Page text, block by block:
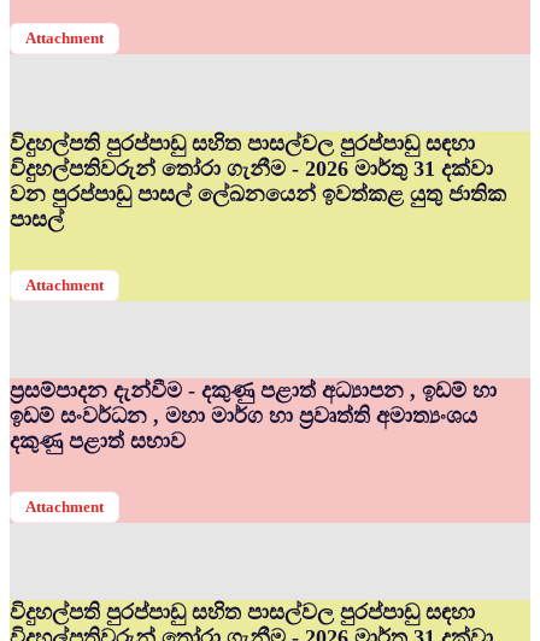
Attachment
විදුහල්පති පුරප්පාඩු සහිත පාසල්වල පුරප්පාඩු සඳහා
විදුහල්පතිවරුන් තෝරා ගැනීම - 2026 මාර්තු 31 දක්වා
වන පුරප්පාඩු පාසල් ලේඛනයෙන් ඉවත්කළ යුතු ජාතික
පාසල්
Attachment
ප්‍රසම්පාදන දැන්වීම - දකුණු පළාත් අධ්‍යාපන , ඉඩම් හා
ඉඩම් සංවර්ධන , මහා මාර්ග හා ප්‍රවෘත්ති අමාත්‍යංශය
දකුණු පළාත් සභාව
Attachment
විදුහල්පති පුරප්පාඩු සහිත පාසල්වල පුරප්පාඩු සඳහා